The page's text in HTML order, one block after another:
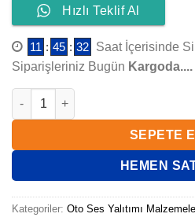
Hızlı Teklif Al
11 : 45 : 32 Saat İçerisinde
Siparişleriniz Bugün Kargoda....
Adeself Oto Ses Yalıtımı 20 Cm x
SEPETE
HEMEN
Kategoriler: Oto Ses Yalıtımı